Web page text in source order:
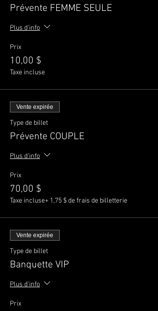
Prévente FEMME SEULE
Plus d'info
Prix
10,00 $
Taxe incluse
Vente expirée
Type de billet
Prévente COUPLE
Plus d'info
Prix
70,00 $
Taxe incluse+ 1,75 $ de frais de billetterie
Vente expirée
Type de billet
Banquette VIP
Plus d'info
Prix